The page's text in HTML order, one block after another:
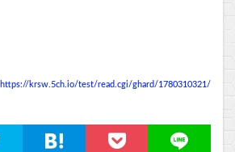
https://krsw.5ch.io/test/read.cgi/ghard/1780310321/